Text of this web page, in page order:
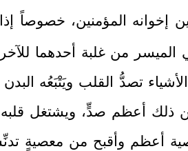
إخوانه المؤمنين، خصوصاً
من غلبة أحدهما
تصدُّ القلب ويَتْبَعُه
ذلك أعظم صدٍّ، ويشتغل
أعظم وأقبح من معصيةٍ